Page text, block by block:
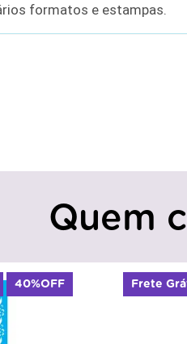
formatos e estampas.
Quem
#SP